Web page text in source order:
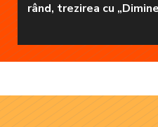
rând, trezirea cu